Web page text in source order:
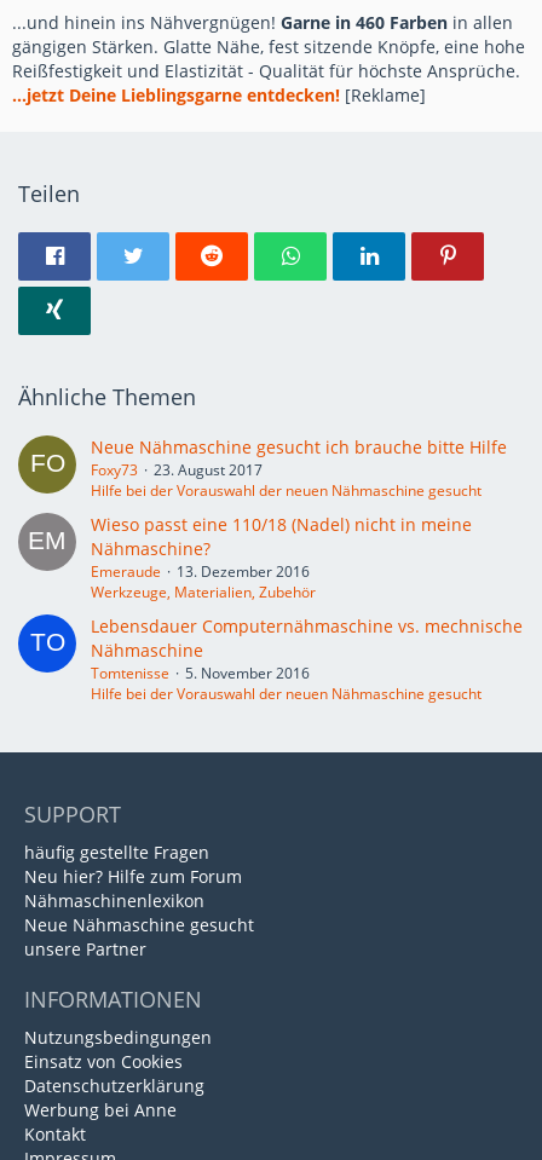
unverständlich? Ach so, es ging um die Jeansnadeln der Stärke
100.
Ich wollte es ja nur als Tip hier einstellen, wenn jemand auch
...und hinein ins Nähvergnügen! Garne in 460 Farben in allen
gängigen Stärken. Glatte Nähe, fest sitzende Knöpfe, eine hohe
Reißfestigkeit und Elastizität - Qualität für höchste Ansprüche.
...jetzt Deine Lieblingsgarne entdecken! [Reklame]
Teilen
Ähnliche Themen
Neue Nähmaschine gesucht ich brauche bitte Hilfe
Foxy73
23. August 2017
Hilfe bei der Vorauswahl der neuen Nähmaschine gesucht
Wieso passt eine 110/18 (Nadel) nicht in meine
Nähmaschine?
Emeraude
13. Dezember 2016
Werkzeuge, Materialien, Zubehör
Lebensdauer Computernähmaschine vs. mechnische
Nähmaschine
Tomtenisse
5. November 2016
Hilfe bei der Vorauswahl der neuen Nähmaschine gesucht
SUPPORT
häufig gestellte Fragen
Neu hier? Hilfe zum Forum
Nähmaschinenlexikon
Neue Nähmaschine gesucht
unsere Partner
INFORMATIONEN
Nutzungsbedingungen
Einsatz von Cookies
Datenschutzerklärung
Werbung bei Anne
Kontakt